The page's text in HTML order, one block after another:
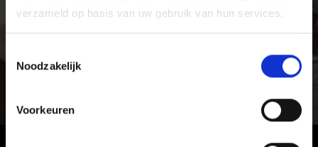
verzameld op basis van uw gebruik van hun services.
Noodzakelijk
Voorkeuren